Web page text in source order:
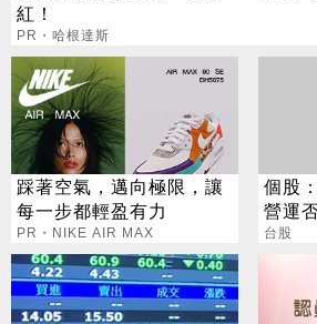
紅！
PR・哈根達斯
踩著空氣，邁向極限，讓
每一步都輕盈有力
PR・NIKE AIR MAX
個股
營運
比衝
台股